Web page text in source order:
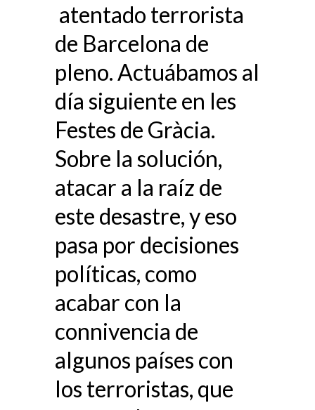
atentado terrorista
de Barcelona de
pleno. Actuábamos al
día siguiente en les
Festes de Gràcia.
Sobre la solución,
atacar a la raíz de
este desastre, y eso
pasa por decisiones
políticas, como
acabar con la
connivencia de
algunos países con
los terroristas, que